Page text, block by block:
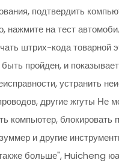
подтвердить
на тест
штрих-кода товарной
пройден, и
устранить
другие жгуты Не
компьютер,
и другие
больше", Huicheng